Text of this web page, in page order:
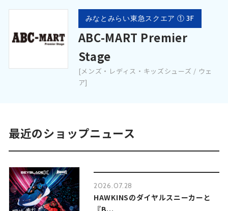
みなとみらい東急スクエア ① 3F
ABC-MART Premier
Stage
[メンズ・レディス・キッズシューズ / ウェ
ア]
最近のショップニュース
2026.07.28
HAWKINSのダイヤルスニーカーと
『B...